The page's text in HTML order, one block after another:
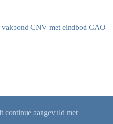
vakbond CNV met eindbod CAO
continue aangevuld met